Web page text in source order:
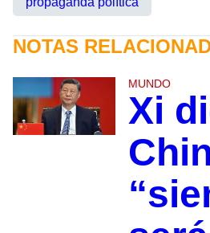
NOTAS
MUNDO
Xi